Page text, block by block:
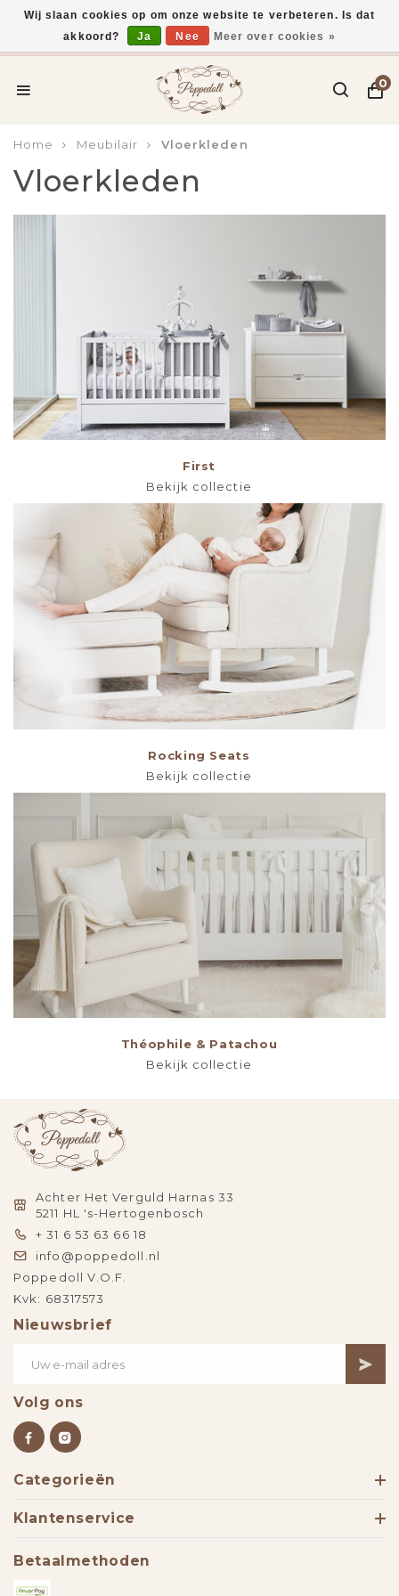
Voor 15:00 uur besteld, vandaag verzonden*
0
Home Meubilair Vloerkleden
Vloerkleden
First
Bekijk collectie
Rocking Seats
Bekijk collectie
Théophile & Patachou
Bekijk collectie
Achter Het Verguld Harnas 33
5211 HL 's-Hertogenbosch
+ 31 6 53 63 66 18
info@poppedoll.nl
Poppedoll V.O.F.
Kvk: 68317573
Nieuwsbrief
Volg ons
Categorieën
Klantenservice
Betaalmethoden
Wij slaan cookies op om onze website te verbeteren. Is dat
akkoord?
Ja Nee Meer over cookies »